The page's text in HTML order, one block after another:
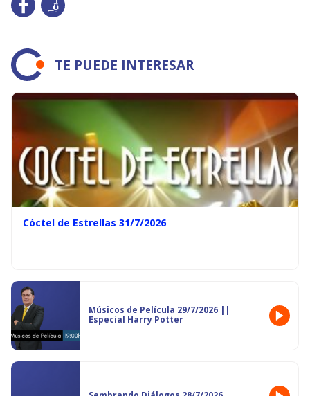
TE PUEDE INTERESAR
Cóctel de Estrellas 31/7/2026
Músicos de Película 29/7/2026 ||
Especial Harry Potter